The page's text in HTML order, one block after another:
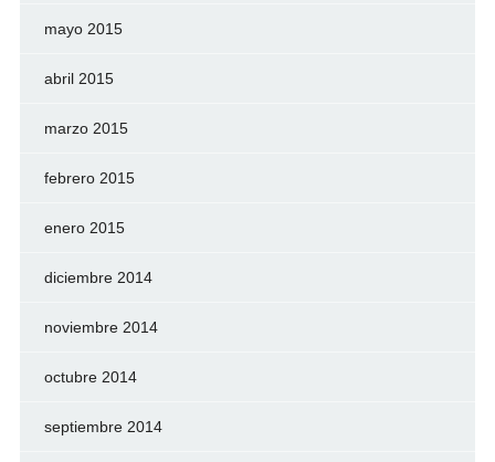
mayo 2015
abril 2015
marzo 2015
febrero 2015
enero 2015
diciembre 2014
noviembre 2014
octubre 2014
septiembre 2014